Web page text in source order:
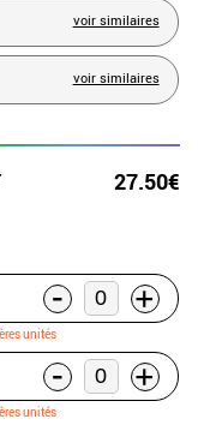
voir similaires
voir similaires
27.50€
- +
unités
- +
unités